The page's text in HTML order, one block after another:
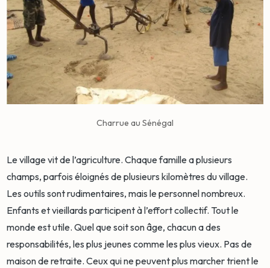
Charrue au Sénégal
Le village vit de l’agriculture. Chaque famille a plusieurs
champs, parfois éloignés de plusieurs kilomètres du village.
Les outils sont rudimentaires, mais le personnel nombreux.
Enfants et vieillards participent à l’effort collectif. Tout le
monde est utile. Quel que soit son âge, chacun a des
responsabilités, les plus jeunes comme les plus vieux. Pas de
maison de retraite. Ceux qui ne peuvent plus marcher trient le